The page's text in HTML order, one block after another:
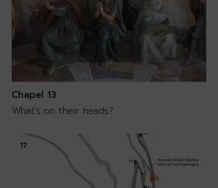
Chapel 13
What's on their heads?
17